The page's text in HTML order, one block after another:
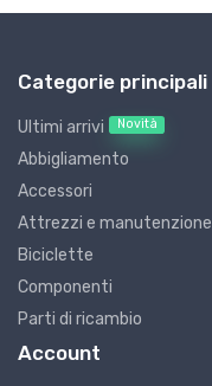
Categorie principali
Ultimi arrivi Novità
Abbigliamento
Accessori
Attrezzi e manutenzione
Biciclette
Componenti
Parti di ricambio
Account